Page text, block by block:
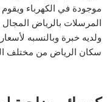
موجودة في الكهرباء
ولديه خبرة وبالنسبه
سكان الرياض من مختلف